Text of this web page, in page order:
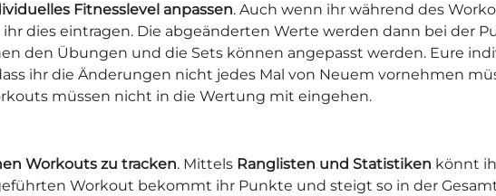
Fitnesslevel anpassen. Auch wenn ihr während des
dies eintragen. Die abgeänderten Werte werden dann bei der
den Übungen und die Sets können angepasst werden. Eure
ihr die Änderungen nicht jedes Mal von Neuem vornehmen
müssen nicht in die Wertung mit eingehen.
Workouts zu tracken. Mittels Ranglisten und Statistiken könnt
Workout bekommt ihr Punkte und steigt so in der